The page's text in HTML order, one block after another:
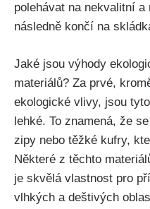
polehávat na nekvalitní
následně končí na
Jaké jsou‍ výhody
materiálů? ⁢Za prvé,
ekologické vlivy, jsou
⁤lehké. To znamená, že
zipy nebo těžké kufry,
Některé z těchto
je‌ skvělá vlastnost pro
vlhkých a deštivých⁢